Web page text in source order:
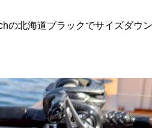
の北海道ブラックでサイズダウ